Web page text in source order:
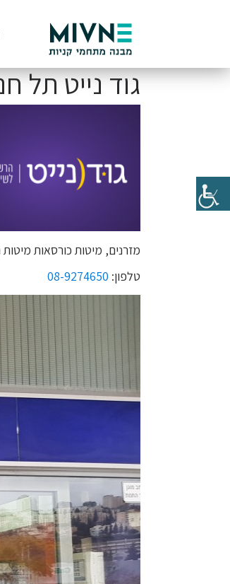
גוד נייט תל
מזרנים, מיטות כורסאות מיטות
טלפון: 08-9274650